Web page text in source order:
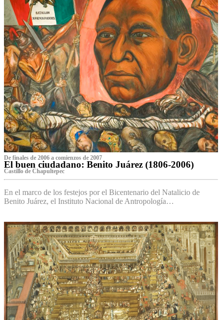
De finales de 2006 a comienzos de 2007
El buen ciudadano: Benito Juárez (1806-2006)
Castillo de Chapultepec
En el marco de los festejos por el Bicentenario del Natalicio de
Benito Juárez, el Instituto Nacional de Antropología…